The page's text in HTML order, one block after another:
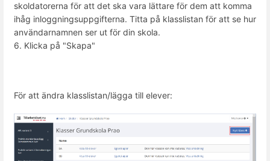
skoldatorerna för att det ska vara lättare för dem att komma
ihåg inloggningsuppgifterna. Titta på klasslistan för att se hur
användarnamnen ser ut för din skola.
6. Klicka på "Skapa"
För att ändra klasslistan/lägga till elever: